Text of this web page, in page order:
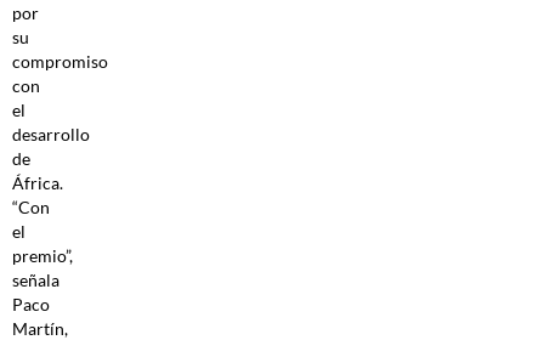
por
su
compromiso
con
el
desarrollo
de
África.
“Con
el
premio”,
señala
Paco
Martín,